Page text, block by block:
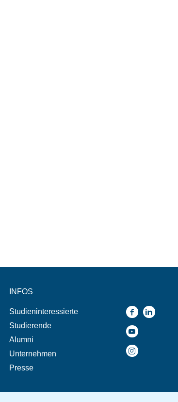
INFOS
Studieninteressierte
Studierende
Alumni
Unternehmen
Presse